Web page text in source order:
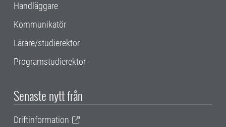
Handläggare
Kommunikatör
Lärare/studierektor
Programstudierektor
Senaste nytt från
Driftinformation